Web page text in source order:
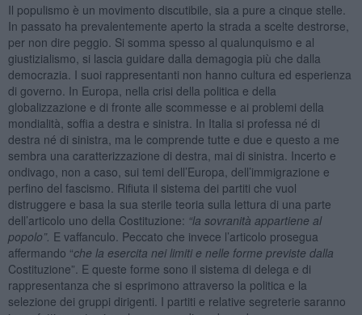
Il populismo è un movimento discutibile, sia a pure a cinque stelle.
In passato ha prevalentemente aperto la strada a scelte destrorse,
per non dire peggio. Si somma spesso al qualunquismo e al
giustizialismo, si lascia guidare dalla demagogia più che dalla
democrazia. I suoi rappresentanti non hanno cultura ed esperienza
di governo. In Europa, nella crisi della politica e della
globalizzazione e di fronte alle scommesse e ai problemi della
mondialità, soffia a destra e sinistra. In Italia si professa né di
destra né di sinistra, ma le comprende tutte e due e questo a me
sembra una caratterizzazione di destra, mai di sinistra. Incerto e
ondivago, non a caso, sui temi dell’Europa, dell’immigrazione e
perfino del fascismo. Rifiuta il sistema dei partiti che vuol
distruggere e basa la sua sterile teoria sulla lettura di una parte
dell’articolo uno della Costituzione: “la sovranità appartiene al
popolo”. E vaffanculo. Peccato che invece l’articolo prosegua
affermando “che la esercita nei limiti e nelle forme previste dalla
Costituzione”. E queste forme sono il sistema di delega e di
rappresentanza che si esprimono attraverso la politica e la
selezione dei gruppi dirigenti. I partiti e relative segreterie saranno